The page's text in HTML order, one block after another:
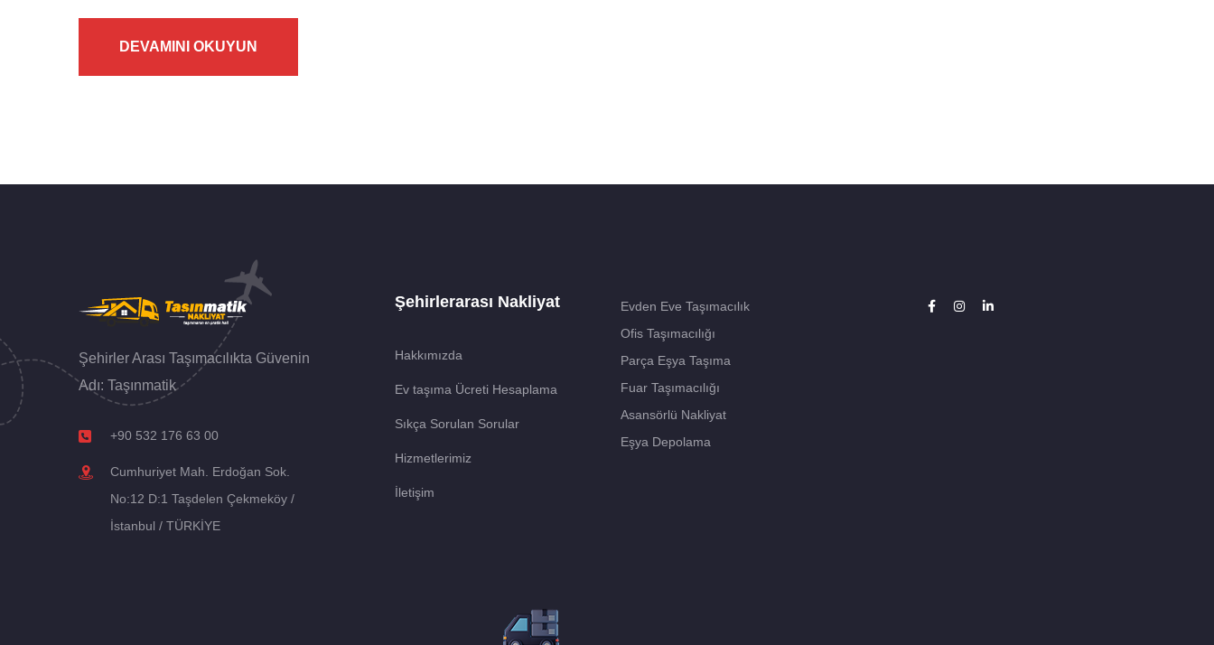
DEVAMINI OKUYUN
Şehirler Arası Taşımacılıkta Güvenin
Adı: Taşınmatik
+90 532 176 63 00
Cumhuriyet Mah. Erdoğan Sok.
No:12 D:1 Taşdelen Çekmeköy /
İstanbul / TÜRKİYE
Şehirlerarası Nakliyat
Hakkımızda
Ev taşıma Ücreti Hesaplama
Sıkça Sorulan Sorular
Hizmetlerimiz
İletişim
Evden Eve Taşımacılık
Ofis Taşımacılığı
Parça Eşya Taşıma
Fuar Taşımacılığı
Asansörlü Nakliyat
Eşya Depolama